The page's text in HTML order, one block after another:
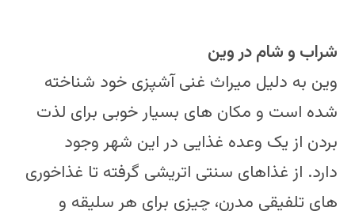
شراب و شام در وین
وین به دلیل میراث غنی آشپزی خود شناخته
شده است و مکان های بسیار خوبی برای لذت
بردن از یک وعده غذایی در این شهر وجود
دارد. از غذاهای سنتی اتریشی گرفته تا غذاخوری
های تلفیقی مدرن، چیزی برای هر سلیقه و